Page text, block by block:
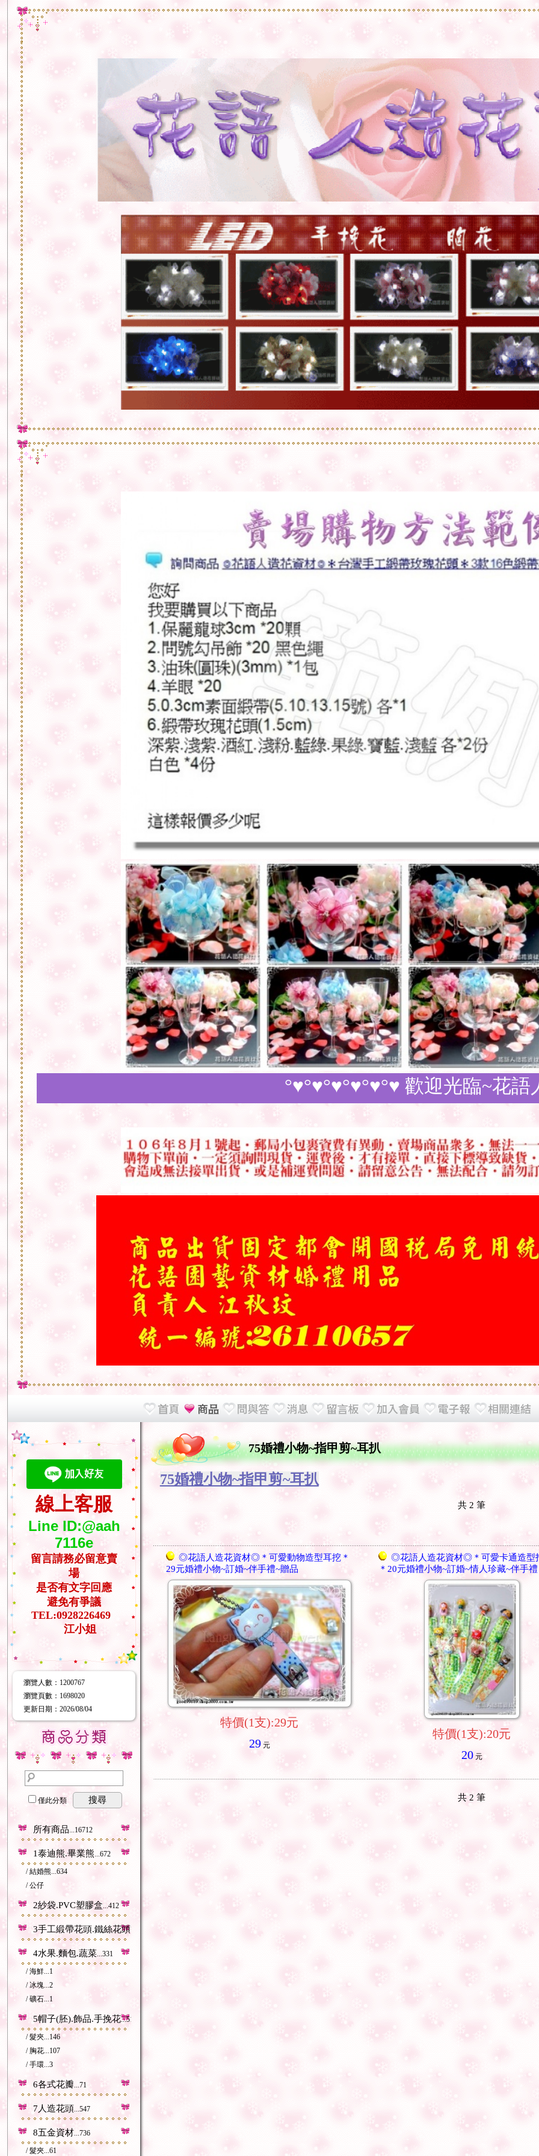
°♥°♥°♥°♥°♥°♥ 歡迎光臨~花語人造花資
線上客服
Line ID:@aah
7116e
留言請務必留意賣
場
是否有文字回應
避免有爭議
TEL:0928226469
江小姐
瀏覽人數 ： 1200767
瀏覽頁數 ： 1698020
更新日期 ：2026/08/04
僅此分類 搜尋
所有商品 ...16712
1泰迪熊.畢業熊 ...672
/ 結婚熊...634
/ 公仔
2紗袋.PVC塑膠盒 ...412
3手工緞帶花頭.鐵絲花頭等
4水果.麵包.蔬菜 ...331
/ 海鮮...1
/ 冰塊...2
/ 礦石...1
5帽子(胚).飾品.手挽花...518
/ 髮夾...146
/ 胸花...107
/ 手環...3
6各式花瓣 ...71
7人造花頭 ...547
8五金資材 ...736
/ 髮夾...61
75婚禮小物~指甲剪~耳扒
75婚禮小物~指甲剪~耳扒
共 2筆
◎花語人造花資材◎＊可愛動物造型耳挖＊
29元婚禮小物~訂婚~伴手禮~贈品
特價(1支):29元
29元
◎花語人造花資材◎＊可愛卡通造型
＊20元婚禮小物~訂婚~情人珍藏~伴手禮
特價(1支):20元
20元
共2筆